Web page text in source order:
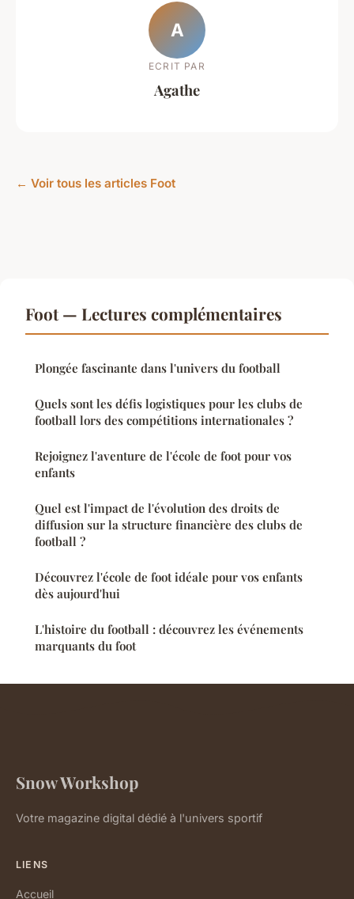
A
ECRIT PAR
Agathe
← Voir tous les articles Foot
Foot — Lectures complémentaires
Plongée fascinante dans l'univers du football
Quels sont les défis logistiques pour les clubs de
football lors des compétitions internationales ?
Rejoignez l'aventure de l'école de foot pour vos
enfants
Quel est l'impact de l'évolution des droits de
diffusion sur la structure financière des clubs de
football ?
Découvrez l'école de foot idéale pour vos enfants
dès aujourd'hui
L'histoire du football : découvrez les événements
marquants du foot
Snow Workshop
Votre magazine digital dédié à l'univers sportif
LIENS
Accueil